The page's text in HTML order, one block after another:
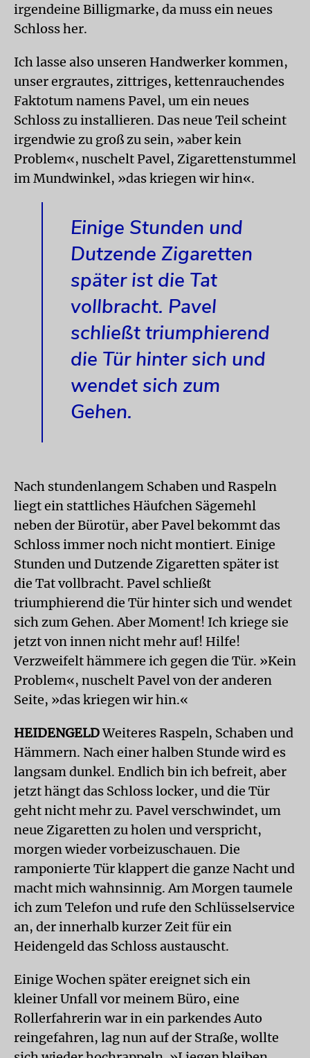
irgendeine Billigmarke, da muss ein neues
Schloss her.
Ich lasse also unseren Handwerker kommen,
unser ergrautes, zittriges, kettenrauchendes
Faktotum namens Pavel, um ein neues
Schloss zu installieren. Das neue Teil scheint
irgendwie zu groß zu sein, »aber kein
Problem«, nuschelt Pavel, Zigarettenstummel
im Mundwinkel, »das kriegen wir hin«.
Einige Stunden und
Dutzende Zigaretten
später ist die Tat
vollbracht. Pavel
schließt triumphierend
die Tür hinter sich und
wendet sich zum
Gehen.
Nach stundenlangem Schaben und Raspeln
liegt ein stattliches Häufchen Sägemehl
neben der Bürotür, aber Pavel bekommt das
Schloss immer noch nicht montiert. Einige
Stunden und Dutzende Zigaretten später ist
die Tat vollbracht. Pavel schließt
triumphierend die Tür hinter sich und wendet
sich zum Gehen. Aber Moment! Ich kriege sie
jetzt von innen nicht mehr auf! Hilfe!
Verzweifelt hämmere ich gegen die Tür. »Kein
Problem«, nuschelt Pavel von der anderen
Seite, »das kriegen wir hin.«
HEIDENGELDWeiteres Raspeln, Schaben und
Hämmern. Nach einer halben Stunde wird es
langsam dunkel. Endlich bin ich befreit, aber
jetzt hängt das Schloss locker, und die Tür
geht nicht mehr zu. Pavel verschwindet, um
neue Zigaretten zu holen und verspricht,
morgen wieder vorbeizuschauen. Die
ramponierte Tür klappert die ganze Nacht und
macht mich wahnsinnig. Am Morgen taumele
ich zum Telefon und rufe den Schlüsselservice
an, der innerhalb kurzer Zeit für ein
Heidengeld das Schloss austauscht.
Einige Wochen später ereignet sich ein
kleiner Unfall vor meinem Büro, eine
Rollerfahrerin war in ein parkendes Auto
reingefahren, lag nun auf der Straße, wollte